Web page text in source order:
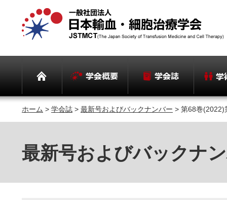
ホーム > 学会誌 > 最新号およびバックナンバー > 第68巻
最新号およびバックナ